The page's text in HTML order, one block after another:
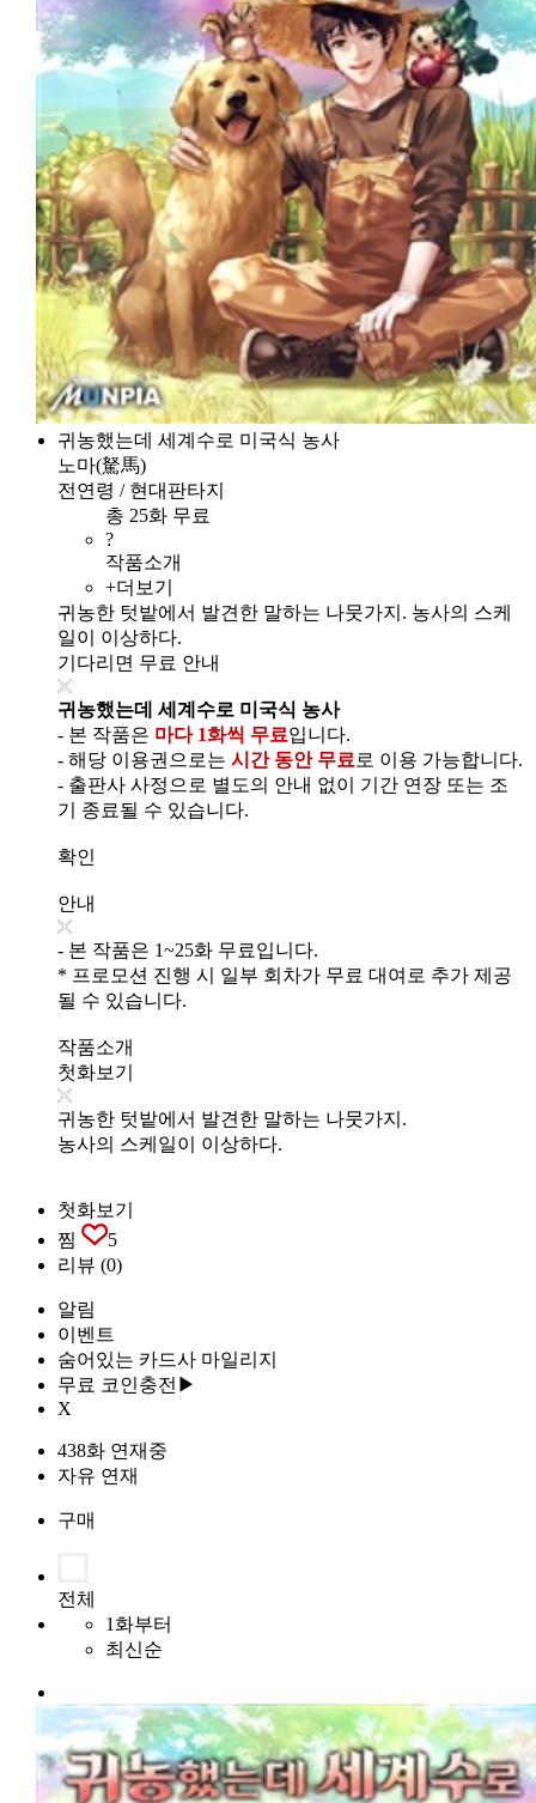
귀농했는데 세계수로 미국식 농사
노마(駑馬)
전연령 / 현대판타지
총 25화 무료
?
작품소개
+더보기
귀농한 텃밭에서 발견한 말하는 나뭇가지. 농사의 스케
일이 이상하다.
기다리면 무료 안내
귀농했는데 세계수로 미국식 농사
- 본 작품은 마다 1화씩 무료입니다.
- 해당 이용권으로는 시간 동안 무료 로 이용 가능합니다.
- 출판사 사정으로 별도의 안내 없이 기간 연장 또는 조
기 종료될 수 있습니다.
확인
안내
- 본 작품은 1~25화 무료입니다.
* 프로모션 진행 시 일부 회차가 무료 대여로 추가 제공
될 수 있습니다.
작품소개
첫화보기
귀농한 텃밭에서 발견한 말하는 나뭇가지.
농사의 스케일이 이상하다.
첫화보기
찜
5
리뷰 (0)
알림
이벤트
숨어있는 카드사 마일리지
무료 코인충전▶
X
438화 연재중
자유 연재
구매
전체
1화부터
최신순